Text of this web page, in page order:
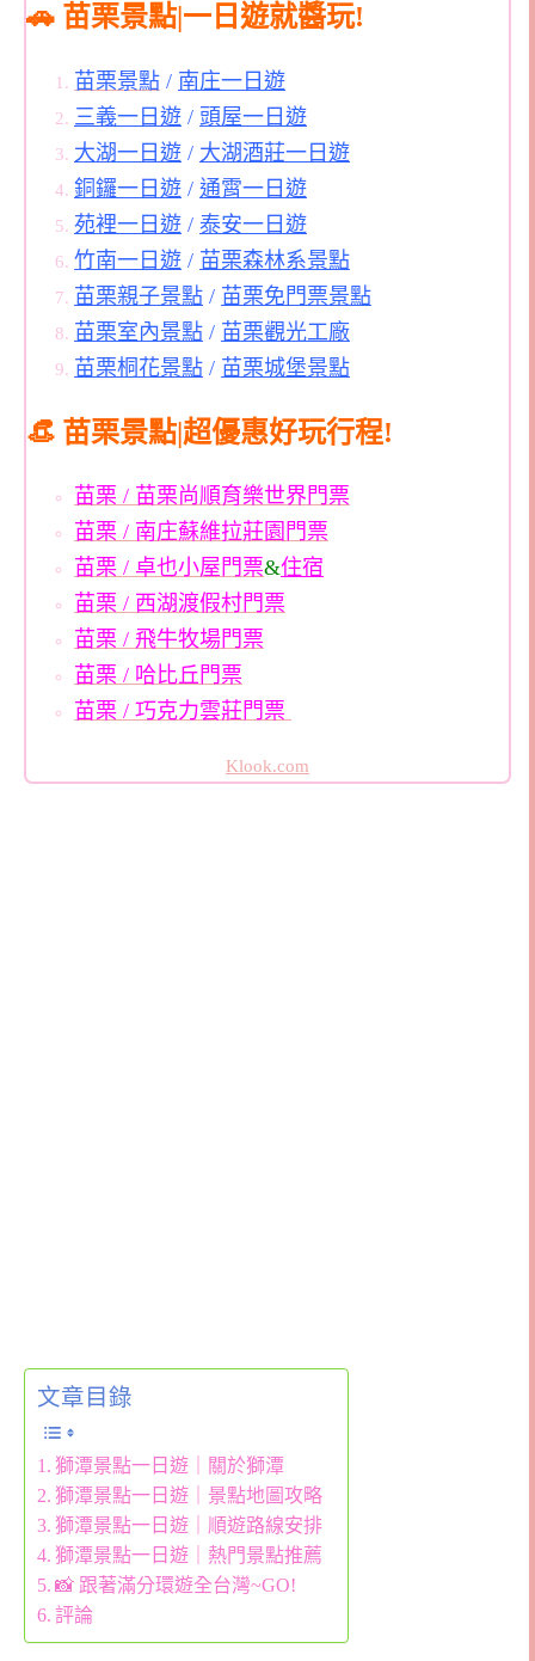
🚗 苗栗景點|一日遊就醬玩!
苗栗景點 / 南庄一日遊
三義一日遊 / 頭屋一日遊
大湖一日遊 / 大湖酒莊一日遊
銅鑼一日遊 / 通霄一日遊
苑裡一日遊 / 泰安一日遊
竹南一日遊 / 苗栗森林系景點
苗栗親子景點 / 苗栗免門票景點
苗栗室內景點 / 苗栗觀光工廠
苗栗桐花景點 / 苗栗城堡景點
👒 苗栗景點|超優惠好玩行程!
苗栗 / 苗栗尚順育樂世界門票
苗栗 / 南庄蘇維拉莊園門票
苗栗 / 卓也小屋門票&住宿
苗栗 / 西湖渡假村門票
苗栗 / 飛牛牧場門票
苗栗 / 哈比丘門票
苗栗 / 巧克力雲莊門票
Klook.com
文章目錄
獅潭景點一日遊｜關於獅潭
獅潭景點一日遊｜景點地圖攻略
獅潭景點一日遊｜順遊路線安排
獅潭景點一日遊｜熱門景點推薦
📸 跟著滿分環遊全台灣~GO!
評論